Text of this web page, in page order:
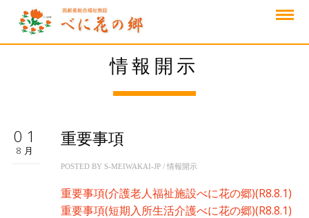
情報開示
01
8月
重要事項
POSTED BY S-MEIWAKAI-JP/ 情報開示
重要事項(介護老人福祉施設べに花の郷)(R8.8.1)
重要事項(短期入所生活介護べに花の郷)(R8.8.1)